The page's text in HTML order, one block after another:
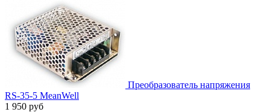
Преобразователь напряжения
RS-35-5 MeanWell
1 950 руб